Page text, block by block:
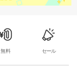
無料 セール